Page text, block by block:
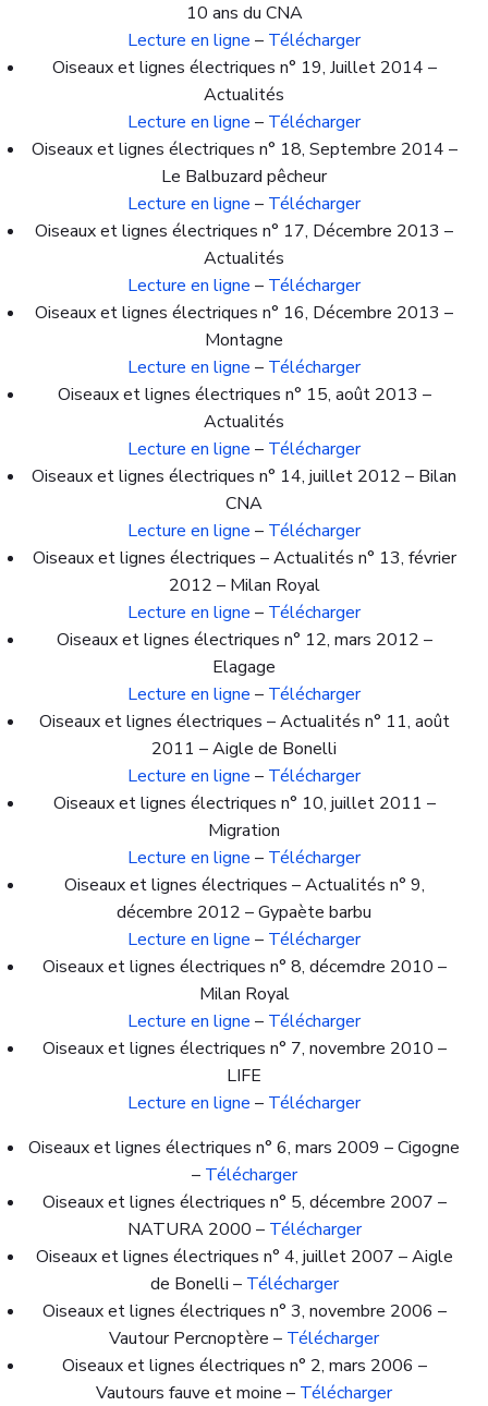
10 ans du CNA
Lecture en ligne – Télécharger
Oiseaux et lignes électriques n° 19, Juillet 2014 –
Actualités
Lecture en ligne – Télécharger
Oiseaux et lignes électriques n° 18, Septembre 2014 –
Le Balbuzard pêcheur
Lecture en ligne – Télécharger
Oiseaux et lignes électriques n° 17, Décembre 2013 –
Actualités
Lecture en ligne – Télécharger
Oiseaux et lignes électriques n° 16, Décembre 2013 –
Montagne
Lecture en ligne – Télécharger
Oiseaux et lignes électriques n° 15, août 2013 –
Actualités
Lecture en ligne – Télécharger
Oiseaux et lignes électriques n° 14, juillet 2012 – Bilan
CNA
Lecture en ligne – Télécharger
Oiseaux et lignes électriques – Actualités n° 13, février
2012 – Milan Royal
Lecture en ligne – Télécharger
Oiseaux et lignes électriques n° 12, mars 2012 –
Elagage
Lecture en ligne – Télécharger
Oiseaux et lignes électriques – Actualités n° 11, août
2011 – Aigle de Bonelli
Lecture en ligne – Télécharger
Oiseaux et lignes électriques n° 10, juillet 2011 –
Migration
Lecture en ligne – Télécharger
Oiseaux et lignes électriques – Actualités n° 9,
décembre 2012 – Gypaète barbu
Lecture en ligne – Télécharger
Oiseaux et lignes électriques n° 8, décemdre 2010 –
Milan Royal
Lecture en ligne – Télécharger
Oiseaux et lignes électriques n° 7, novembre 2010 –
LIFE
Lecture en ligne – Télécharger
Oiseaux et lignes électriques n° 6, mars 2009 – Cigogne
– Télécharger
Oiseaux et lignes électriques n° 5, décembre 2007 –
NATURA 2000 – Télécharger
Oiseaux et lignes électriques n° 4, juillet 2007 – Aigle
de Bonelli – Télécharger
Oiseaux et lignes électriques n° 3, novembre 2006 –
Vautour Percnoptère – Télécharger
Oiseaux et lignes électriques n° 2, mars 2006 –
Vautours fauve et moine – Télécharger